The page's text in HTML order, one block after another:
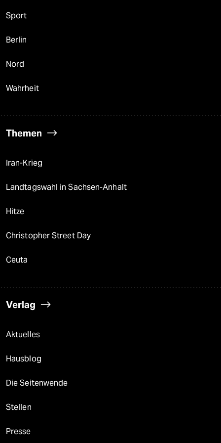
Sport
Berlin
Nord
Wahrheit
Themen
Iran-Krieg
Landtagswahl in Sachsen-Anhalt
Hitze
Christopher Street Day
Ceuta
Verlag
Aktuelles
Hausblog
Die Seitenwende
Stellen
Presse